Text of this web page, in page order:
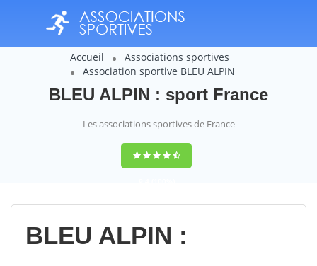
Accueil
Associations sportives
Association sportive BLEU ALPIN
BLEU ALPIN : sport France
Les associations sportives de France
9,4(100%)
14358votes
BLEU ALPIN :